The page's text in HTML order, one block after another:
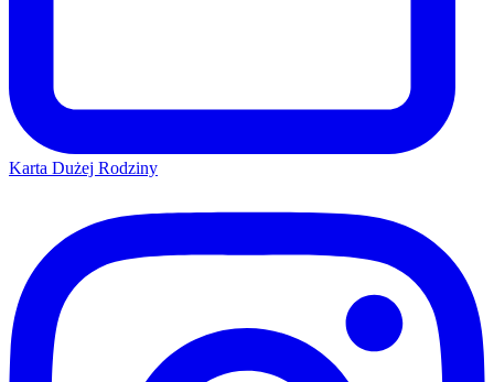
Karta Dużej Rodziny